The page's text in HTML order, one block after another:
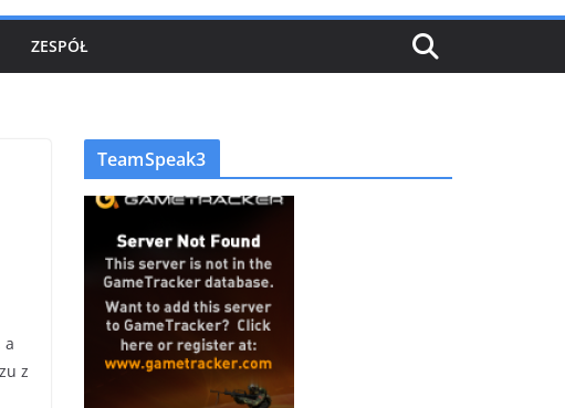
ZESPÓŁ
a
z
TeamSpeak3